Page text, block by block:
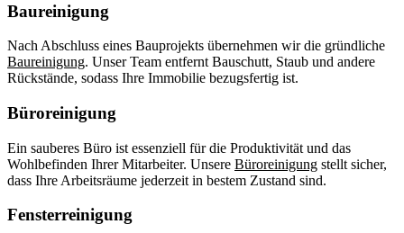
Baureinigung
Nach Abschluss eines Bauprojekts übernehmen wir die gründliche
Baureinigung. Unser Team entfernt Bauschutt, Staub und andere
Rückstände, sodass Ihre Immobilie bezugsfertig ist.
Büroreinigung
Ein sauberes Büro ist essenziell für die Produktivität und das
Wohlbefinden Ihrer Mitarbeiter. Unsere Büroreinigung stellt sicher,
dass Ihre Arbeitsräume jederzeit in bestem Zustand sind.
Fensterreinigung